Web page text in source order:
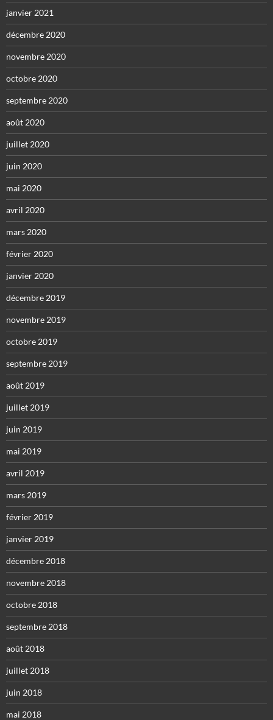
janvier 2021
décembre 2020
novembre 2020
octobre 2020
septembre 2020
août 2020
juillet 2020
juin 2020
mai 2020
avril 2020
mars 2020
février 2020
janvier 2020
décembre 2019
novembre 2019
octobre 2019
septembre 2019
août 2019
juillet 2019
juin 2019
mai 2019
avril 2019
mars 2019
février 2019
janvier 2019
décembre 2018
novembre 2018
octobre 2018
septembre 2018
août 2018
juillet 2018
juin 2018
mai 2018